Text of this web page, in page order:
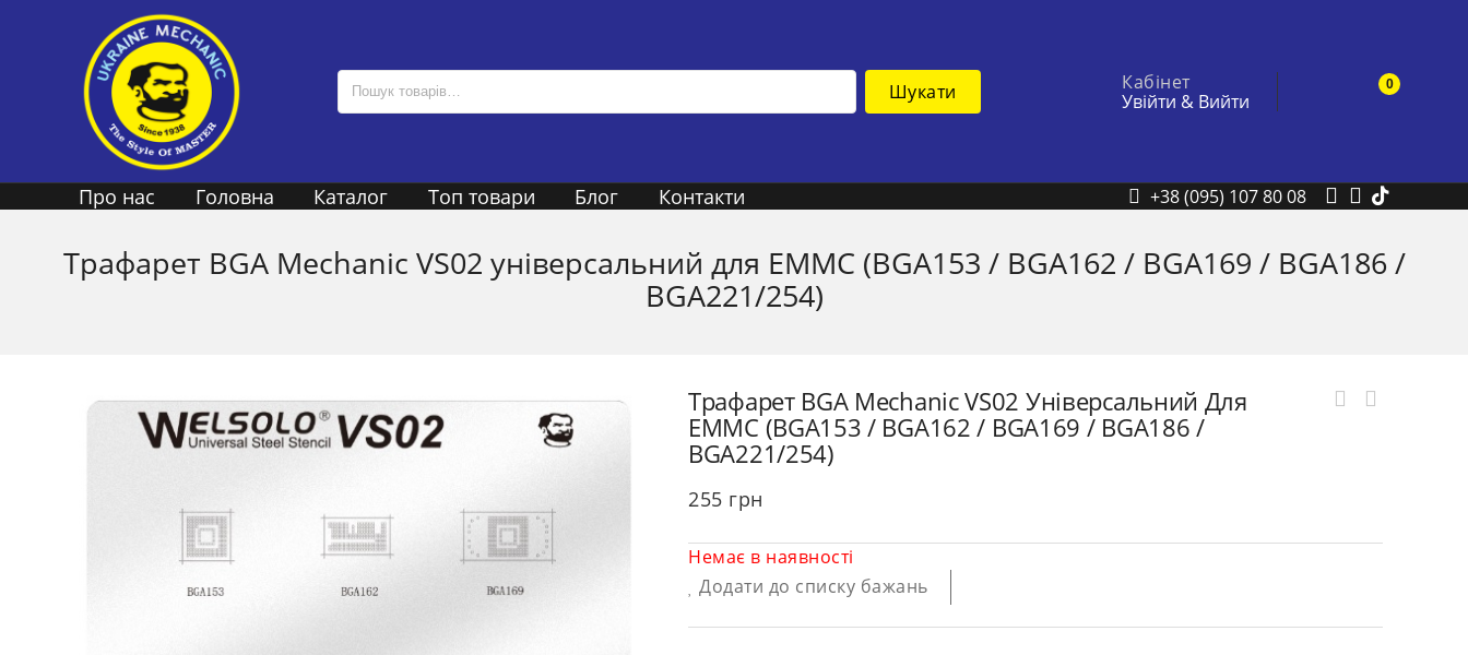
Шукати
Кабінет
Увійти & Вийти
0
Про нас Головна Каталог Топ товари Блог Контакти +38 (095) 107 80 08
Трафарет BGA Mechanic VS02 універсальний для EMMC (BGA153 / BGA162 / BGA169 / BGA186 /
BGA221/254)
Трафарет BGA Mechanic VS02 Універсальний Для
EMMC (BGA153 / BGA162 / BGA169 / BGA186 /
BGA221/254)
255 грн
Немає в наявності
Додати до списку бажань